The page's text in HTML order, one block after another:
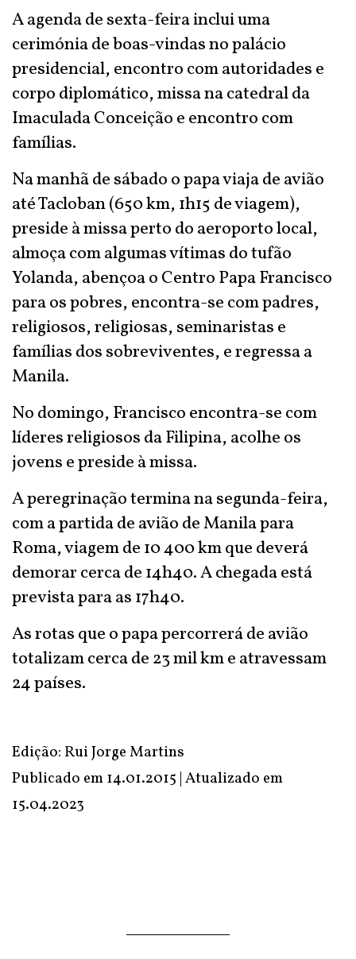
A agenda de sexta-feira inclui uma
cerimónia de boas-vindas no palácio
presidencial, encontro com autoridades e
corpo diplomático, missa na catedral da
Imaculada Conceição e encontro com
famílias.
Na manhã de sábado o papa viaja de avião
até Tacloban (650 km, 1h15 de viagem),
preside à missa perto do aeroporto local,
almoça com algumas vítimas do tufão
Yolanda, abençoa o Centro Papa Francisco
para os pobres, encontra-se com padres,
religiosos, religiosas, seminaristas e
famílias dos sobreviventes, e regressa a
Manila.
No domingo, Francisco encontra-se com
líderes religiosos da Filipina, acolhe os
jovens e preside à missa.
A peregrinação termina na segunda-feira,
com a partida de avião de Manila para
Roma, viagem de 10 400 km que deverá
demorar cerca de 14h40. A chegada está
prevista para as 17h40.
As rotas que o papa percorrerá de avião
totalizam cerca de 23 mil km e atravessam
24 países.
Edição: Rui Jorge Martins
Publicado em 14.01.2015 | Atualizado em
15.04.2023